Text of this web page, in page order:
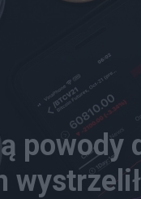
powody
wystrzelił